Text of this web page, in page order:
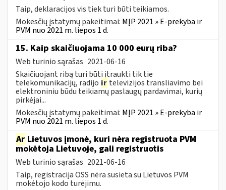
Taip, deklaracijos vis tiek turi būti teikiamos.
Mokesčių įstatymų pakeitimai: MĮP 2021 » E-prekyba ir
PVM nuo 2021 m. liepos 1 d.
15. Kaip skaičiuojama 10 000 eurų riba?
Web turinio sąrašas 2021-06-16
Skaičiuojant ribą turi būti įtraukti tik tie
telekomunikacijų, radijo ir televizijos transliavimo bei
elektroniniu būdu teikiamų paslaugų pardavimai, kurių
pirkėjai...
Mokesčių įstatymų pakeitimai: MĮP 2021 » E-prekyba ir
PVM nuo 2021 m. liepos 1 d.
Ar Lietuvos įmonė, kuri nėra registruota PVM
mokėtoja Lietuvoje, gali registruotis
Web turinio sąrašas 2021-06-16
Taip, registracija OSS nėra susieta su Lietuvos PVM
mokėtojo kodo turėjimu.